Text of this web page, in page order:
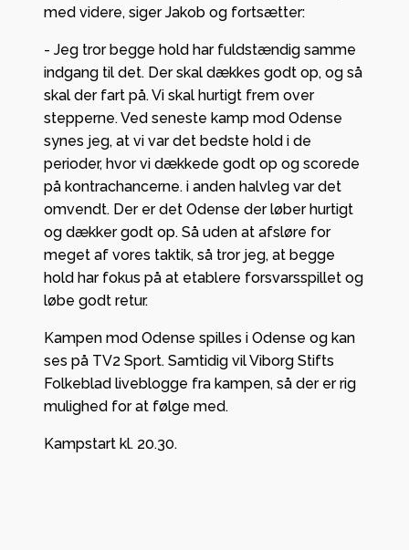
med videre, siger Jakob og fortsætter:
- Jeg tror begge hold har fuldstændig samme
indgang til det. Der skal dækkes godt op, og så
skal der fart på. Vi skal hurtigt frem over
stepperne. Ved seneste kamp mod Odense
synes jeg, at vi var det bedste hold i de
perioder, hvor vi dækkede godt op og scorede
på kontrachancerne. i anden halvleg var det
omvendt. Der er det Odense der løber hurtigt
og dækker godt op. Så uden at afsløre for
meget af vores taktik, så tror jeg, at begge
hold har fokus på at etablere forsvarsspillet og
løbe godt retur.
Kampen mod Odense spilles i Odense og kan
ses på TV2 Sport. Samtidig vil Viborg Stifts
Folkeblad liveblogge fra kampen, så der er rig
mulighed for at følge med.
Kampstart kl. 20.30.